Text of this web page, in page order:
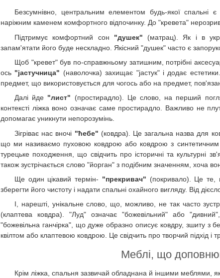
Безсумнівно, центральним елементом будь-якої спальні є
наріжним каменем комфортного відпочинку. До "кревета"
Підтримує комфортний сон "душек" (матрац). Як і в
запам'ятати його буде нескладно. Якісний "душек" часто є
Щоб "кревет" був по-справжньому затишним, потрібні
ось "јастучница" (наволочка) захищає "јастук" і додає
предмет, що використовується для чогось або на предмет,
Далі йде "лист" (простирадло). Це слово, на перший
контексті ліжка воно означає саме простирадло. Важливо не
допомагає уникнути непорозумінь.
Зігріває нас вночі "ћебе" (ковдра). Це загальна назва для
що ми називаємо пуховою ковдрою або ковдрою з
турецьке походження, що свідчить про історичні та культурні
також зустрічається слово "йорган" з подібним значенням, хоча
Ще один цікавий термін- "прекривач" (покривало). Це те,
зберегти його чистоту і надати спальні охайного вигляду. Від
І, нарешті, унікальне слово, що, можливо, не так часто
(клаптева ковдра). "Луд" означає "божевільний" або
"божевільна ганчірка", що дуже образно описує ковдру, зшиту з
квілтом або клаптевою ковдрою. Це свідчить про творчий підхід і
Меблі, що
Крім ліжка, спальня зазвичай обладнана й іншими меблями,